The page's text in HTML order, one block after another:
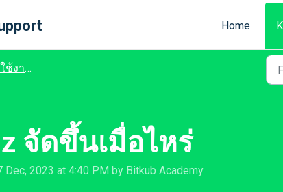
Home
and Earn
จัดขึ้นเมื่อไหร่
2023 at 4:40 PM by Bitkub Academy